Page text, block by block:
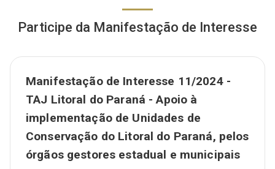
Participe da Manifestação de Interesse
Manifestação de Interesse 11/2024 -
TAJ Litoral do Paraná - Apoio à
implementação de Unidades de
Conservação do Litoral do Paraná, pelos
órgãos gestores estadual e municipais